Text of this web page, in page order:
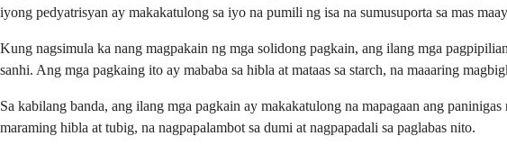
iyong pedyatrisyan ay makakatulong sa iyo na pumili ng isa na sumusuporta sa mas
Kung nagsimula ka nang magpakain ng mga solidong pagkain, ang ilang mga
sanhi. Ang mga pagkaing ito ay mababa sa hibla at mataas sa starch, na maaaring
Sa kabilang banda, ang ilang mga pagkain ay makakatulong na mapagaan ang
maraming hibla at tubig, na nagpapalambot sa dumi at nagpapadali sa paglabas nito.